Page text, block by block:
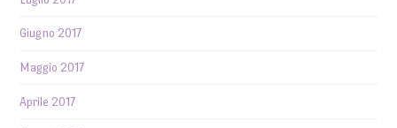
Giugno 2017
Maggio 2017
Aprile 2017